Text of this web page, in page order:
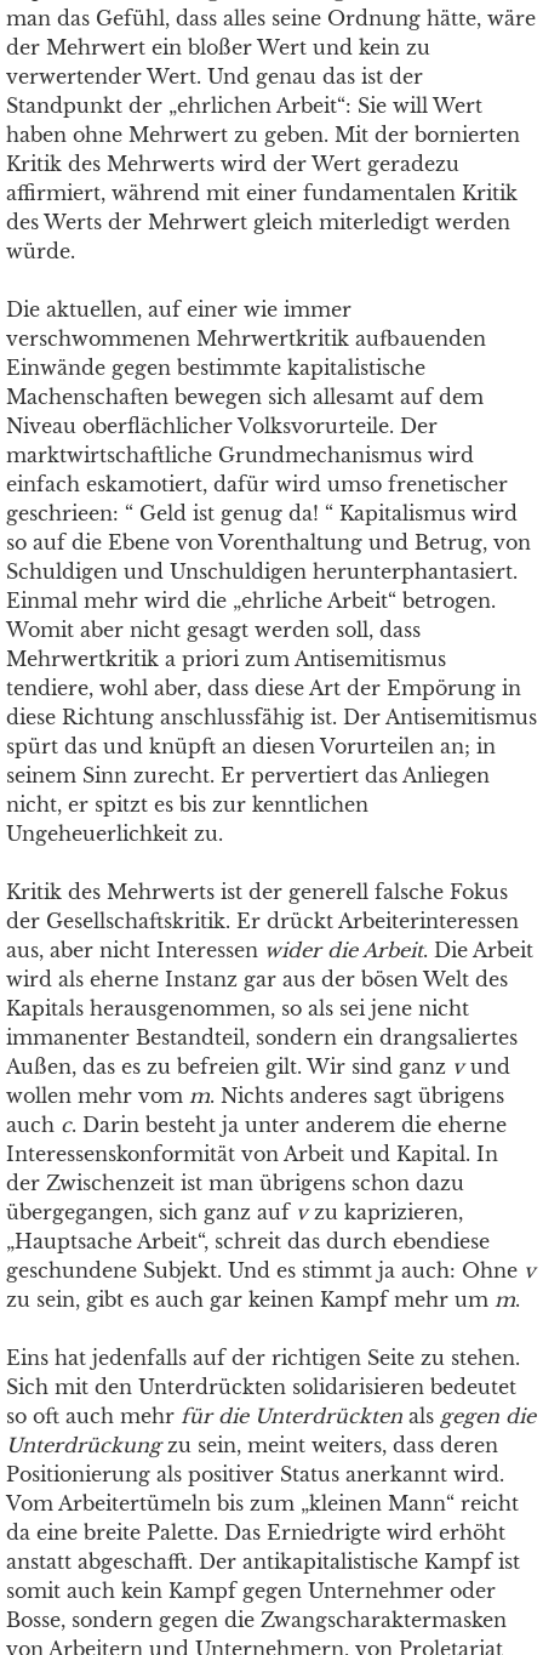
man das Gefühl, dass alles seine Ordnung hätte, wäre
der Mehrwert ein bloßer Wert und kein zu
verwertender Wert. Und genau das ist der
Standpunkt der „ehrlichen Arbeit“: Sie will Wert
haben ohne Mehrwert zu geben. Mit der bornierten
Kritik des Mehrwerts wird der Wert geradezu
affirmiert, während mit einer fundamentalen Kritik
des Werts der Mehrwert gleich miterledigt werden
würde.
Die aktuellen, auf einer wie immer
verschwommenen Mehrwertkritik aufbauenden
Einwände gegen bestimmte kapitalistische
Machenschaften bewegen sich allesamt auf dem
Niveau oberflächlicher Volksvorurteile. Der
marktwirtschaftliche Grundmechanismus wird
einfach eskamotiert, dafür wird umso frenetischer
geschrieen: “ Geld ist genug da! “ Kapitalismus wird
so auf die Ebene von Vorenthaltung und Betrug, von
Schuldigen und Unschuldigen herunterphantasiert.
Einmal mehr wird die „ehrliche Arbeit“ betrogen.
Womit aber nicht gesagt werden soll, dass
Mehrwertkritik a priori zum Antisemitismus
tendiere, wohl aber, dass diese Art der Empörung in
diese Richtung anschlussfähig ist. Der Antisemitismus
spürt das und knüpft an diesen Vorurteilen an; in
seinem Sinn zurecht. Er pervertiert das Anliegen
nicht, er spitzt es bis zur kenntlichen
Ungeheuerlichkeit zu.
Kritik des Mehrwerts ist der generell falsche Fokus
der Gesellschaftskritik. Er drückt Arbeiterinteressen
aus, aber nicht Interessen wider die Arbeit. Die Arbeit
wird als eherne Instanz gar aus der bösen Welt des
Kapitals herausgenommen, so als sei jene nicht
immanenter Bestandteil, sondern ein drangsaliertes
Außen, das es zu befreien gilt. Wir sind ganz vund
wollen mehr vom m. Nichts anderes sagt übrigens
auch c. Darin besteht ja unter anderem die eherne
Interessenskonformität von Arbeit und Kapital. In
der Zwischenzeit ist man übrigens schon dazu
übergegangen, sich ganz auf vzu kaprizieren,
„Hauptsache Arbeit“, schreit das durch ebendiese
geschundene Subjekt. Und es stimmt ja auch: Ohne v
zu sein, gibt es auch gar keinen Kampf mehr um m.
Eins hat jedenfalls auf der richtigen Seite zu stehen.
Sich mit den Unterdrückten solidarisieren bedeutet
so oft auch mehr für die Unterdrückten als gegen die
Unterdrückungzu sein, meint weiters, dass deren
Positionierung als positiver Status anerkannt wird.
Vom Arbeitertümeln bis zum „kleinen Mann“ reicht
da eine breite Palette. Das Erniedrigte wird erhöht
anstatt abgeschafft. Der antikapitalistische Kampf ist
somit auch kein Kampf gegen Unternehmer oder
Bosse, sondern gegen die Zwangscharaktermasken
von Arbeitern und Unternehmern, von Proletariat